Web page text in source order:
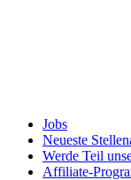
Jobs
Neueste
Werde Teil
Affiliate-